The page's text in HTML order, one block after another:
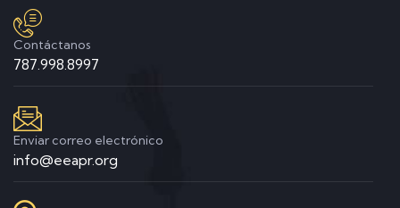
Contáctanos
787.998.8997
Enviar correo electrónico
info@eeapr.org